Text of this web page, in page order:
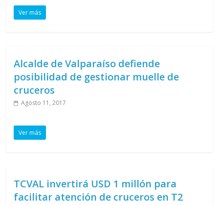
Ver más
Alcalde de Valparaíso defiende
posibilidad de gestionar muelle de
cruceros
Agosto 11, 2017
Ver más
TCVAL invertirá USD 1 millón para
facilitar atención de cruceros en T2